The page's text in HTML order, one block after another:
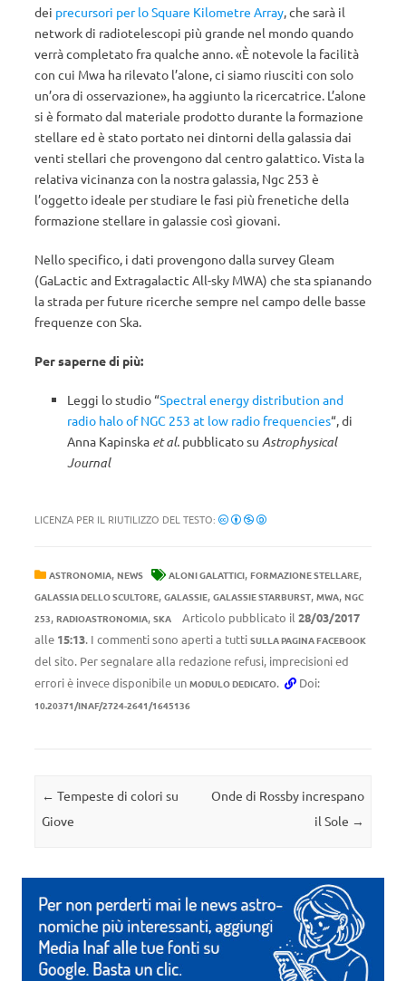
dei precursori per lo Square Kilometre Array, che sarà il
network di radiotelescopi più grande nel mondo quando
verrà completato fra qualche anno. «È notevole la facilità
con cui Mwa ha rilevato l’alone, ci siamo riusciti con solo
un’ora di osservazione», ha aggiunto la ricercatrice. L’alone
si è formato dal materiale prodotto durante la formazione
stellare ed è stato portato nei dintorni della galassia dai
venti stellari che provengono dal centro galattico. Vista la
relativa vicinanza con la nostra galassia, Ngc 253 è
l’oggetto ideale per studiare le fasi più frenetiche della
formazione stellare in galassie così giovani.
Nello specifico, i dati provengono dalla survey Gleam
(GaLactic and Extragalactic All-sky MWA) che sta spianando
la strada per future ricerche sempre nel campo delle basse
frequenze con Ska.
Per saperne di più:
Leggi lo studio “Spectral energy distribution and
radio halo of NGC 253 at low radio frequencies“, di
Anna Kapinska et al. pubblicato su Astrophysical
Journal
LICENZA PER IL RIUTILIZZO DEL TESTO:
ASTRONOMIA, NEWS ALONI GALATTICI, FORMAZIONE STELLARE,
GALASSIA DELLO SCULTORE, GALASSIE, GALASSIE STARBURST, MWA, NGC
253, RADIOASTRONOMIA, SKA Articolo pubblicato il 28/03/2017
alle 15:13. I commenti sono aperti a tutti SULLA PAGINA FACEBOOK
del sito. Per segnalare alla redazione refusi, imprecisioni ed
errori è invece disponibile un MODULO DEDICATO. Doi:
10.20371/INAF/2724-2641/1645136
Navigazione articolo
← Tempeste di colori su
Giove
Onde di Rossby increspano
il Sole →